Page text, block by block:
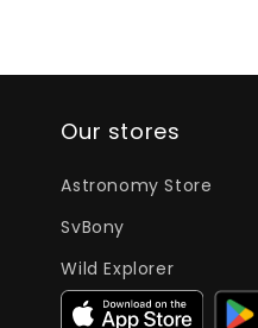
Our stores
Astronomy Store
SvBony
Wild Explorer